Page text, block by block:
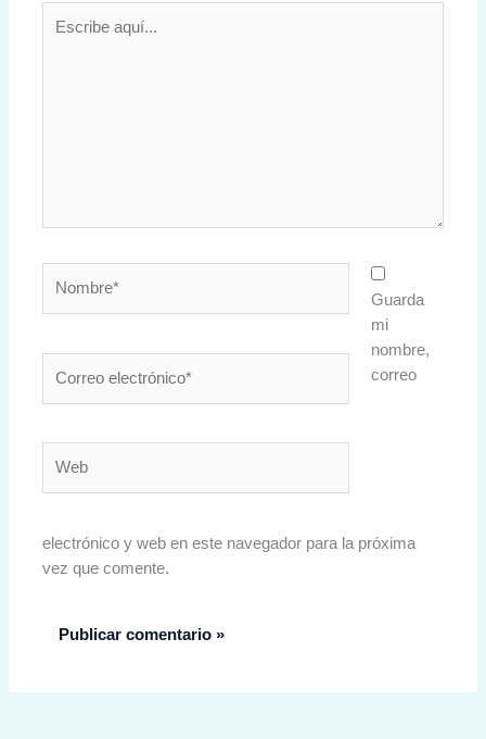
aquí...
electrónico*
Guarda
mi
nombre,
correo
electrónico y web en este navegador para la próxima
vez que comente.